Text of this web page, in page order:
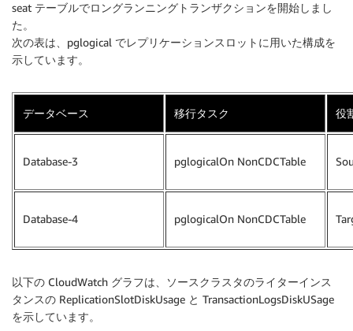
seat テーブルでロングランニングトランザクションを開始しまし
た。
次の表は、pglogical でレプリケーションスロットに用いた構成を
示しています。
データベース 移行タスク 役
Database-3 pglogicalOn NonCDCTable
Database-4 pglogicalOn NonCDCTable
以下の CloudWatch グラフは、ソースクラスタのライターインス
タンスの ReplicationSlotDiskUsage と TransactionLogsDiskUSage
を示しています。